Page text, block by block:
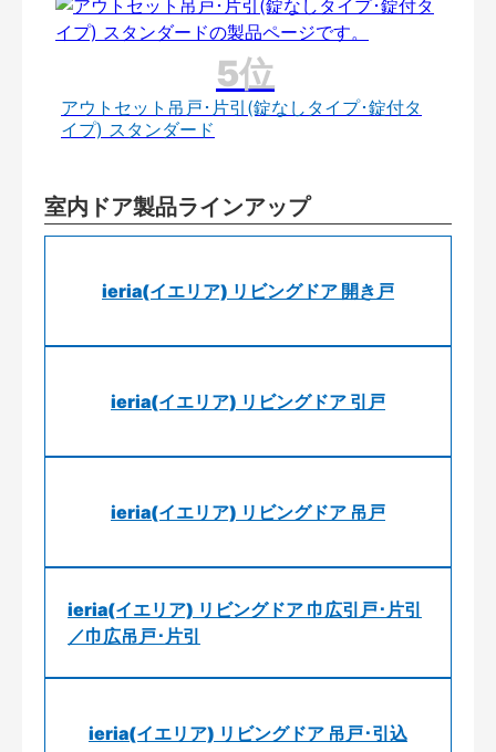
アウトセット吊戸･片引(錠なしタイプ･錠付タ
イプ) スタンダード
室内ドア製品ラインアップ
ieria(イエリア) リビングドア 開き戸
ieria(イエリア) リビングドア 引戸
ieria(イエリア) リビングドア 吊戸
ieria(イエリア) リビングドア 巾広引戸･片引
／巾広吊戸･片引
ieria(イエリア) リビングドア 吊戸･引込